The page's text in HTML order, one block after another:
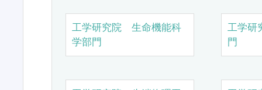
工学研究院 生命機能科
学部門
工学研
門